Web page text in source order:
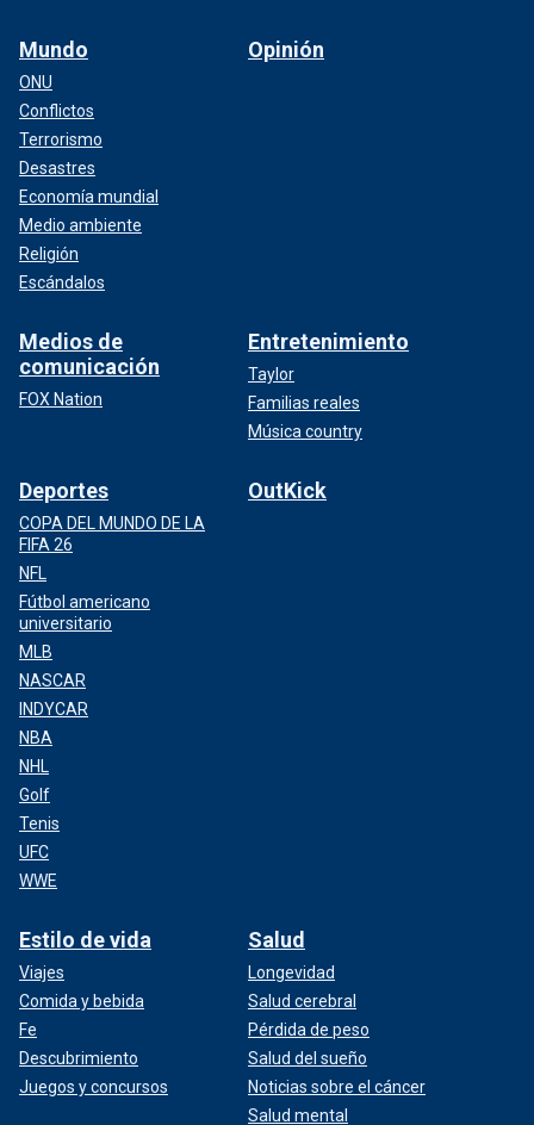
Mundo
ONU
Conflictos
Terrorismo
Desastres
Economía mundial
Medio ambiente
Religión
Escándalos
Opinión
Medios de
comunicación
FOX Nation
Entretenimiento
Taylor
Familias reales
Música country
Deportes
COPA DEL MUNDO DE LA
FIFA 26
NFL
Fútbol americano
universitario
MLB
NASCAR
INDYCAR
NBA
NHL
Golf
Tenis
UFC
WWE
OutKick
Estilo de vida
Viajes
Comida y bebida
Fe
Descubrimiento
Juegos y concursos
Salud
Longevidad
Salud cerebral
Pérdida de peso
Salud del sueño
Noticias sobre el cáncer
Salud mental